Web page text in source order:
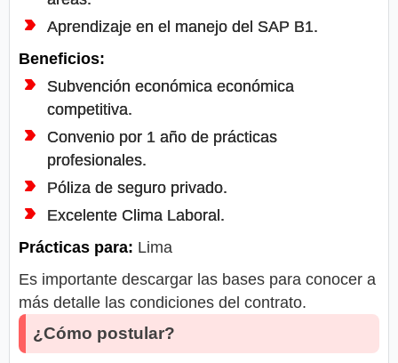
Aprendizaje en el manejo del SAP B1.
Beneficios:
Subvención económica económica
competitiva.
Convenio por 1 año de prácticas
profesionales.
Póliza de seguro privado.
Excelente Clima Laboral.
Prácticas para: Lima
Es importante descargar las bases para conocer a
más detalle las condiciones del contrato.
¿Cómo postular?